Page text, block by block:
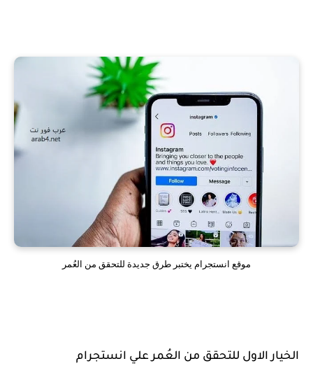
موقع انستجرام يختبر طرق جديدة للتحقق من العُمر
الخيار الاول للتحقق من العُمر علي انستجرام